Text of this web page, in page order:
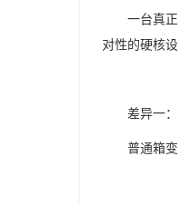
一台真
对性的硬核
差异一
普通箱